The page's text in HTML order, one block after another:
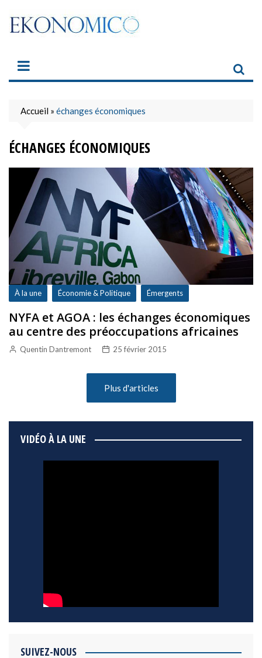
content
Accueil » échanges économiques
ÉCHANGES ÉCONOMIQUES
À la une Économie & Politique Émergents
NYFA et AGOA : les échanges économiques
au centre des préoccupations africaines
Quentin Dantremont 25 février 2015
Plus d'articles
VIDÉO À LA UNE
SUIVEZ-NOUS